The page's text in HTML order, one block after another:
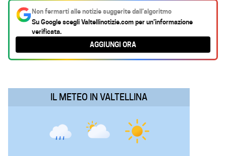
c
e
b
o
t
s
A
k
e
d
e
g
r
a
i
l
Non fermarti alle notizie suggerite dall’algoritmo
Su Google scegliValtellinotizie.comper un’informazione
verificata.
AGGIUNGI ORA
IL METEO IN VALTELLINA